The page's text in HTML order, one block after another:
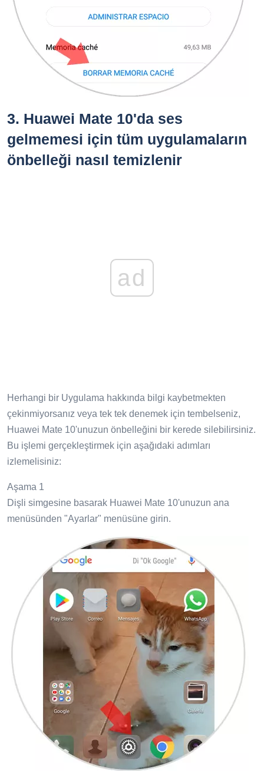
3. Huawei Mate 10'da ses
gelmemesi için tüm uygulamaların
önbelleği nasıl temizlenir
ad
Herhangi bir Uygulama hakkında bilgi kaybetmekten
çekinmiyorsanız veya tek tek denemek için tembelseniz,
Huawei Mate 10'unuzun önbelleğini bir kerede silebilirsiniz.
Bu işlemi gerçekleştirmek için aşağıdaki adımları
izlemelisiniz:
Aşama 1
Dişli simgesine basarak Huawei Mate 10'unuzun ana
menüsünden "Ayarlar" menüsüne girin.